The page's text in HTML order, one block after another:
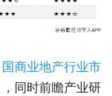
商业地产行业市
，同时前瞻产业研